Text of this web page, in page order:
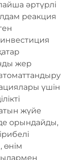
әртүрлі
реакция
жер
үшін
жүйе
орындайды,
өнім